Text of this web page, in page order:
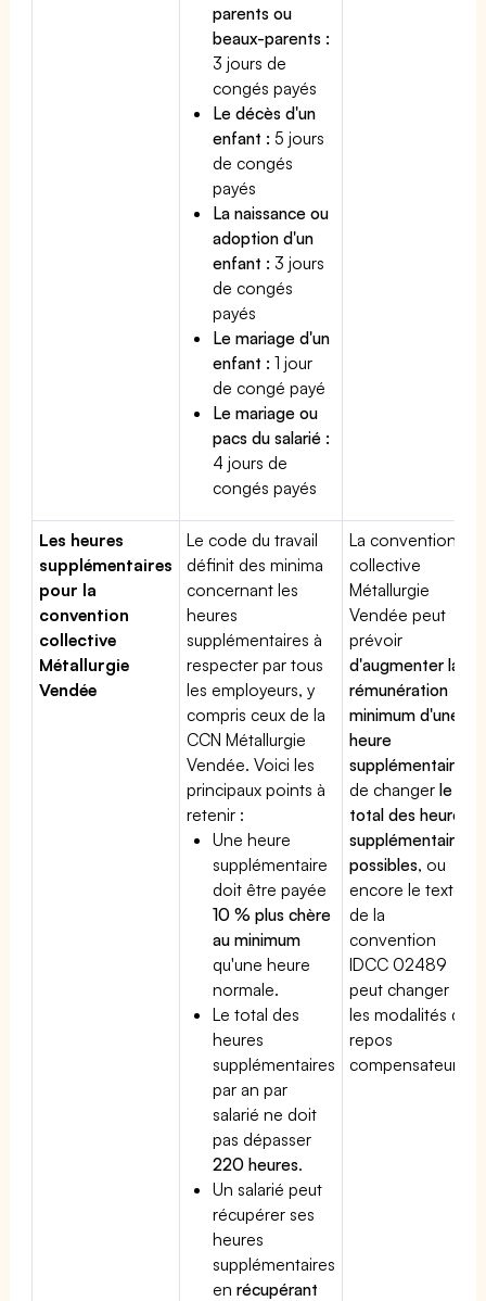
parents ou
beaux-parents :
3 jours de
congés payés
Le décès d'un
enfant : 5 jours
de congés
payés
La naissance ou
adoption d'un
enfant : 3 jours
de congés
payés
Le mariage d'un
enfant : 1 jour
de congé payé
Le mariage ou
pacs du salarié :
4 jours de
congés payés
Les heures
supplémentaires
pour la
convention
collective
Métallurgie
Vendée
Le code du travail
définit des minima
concernant les
heures
supplémentaires à
respecter par tous
les employeurs, y
compris ceux de la
CCN Métallurgie
Vendée. Voici les
principaux points à
retenir :
Une heure
supplémentaire
doit être payée
10 % plus chère
au minimum
qu'une heure
normale.
Le total des
heures
supplémentaires
par an par
salarié ne doit
pas dépasser
220 heures.
Un salarié peut
récupérer ses
heures
supplémentaires
enrécupérant
La convention
collective
Métallurgie
Vendée peut
prévoir
d'augmenter la
rémunération
minimum d'une
heure
supplémentaire
de changerle
total des heures
supplémentaires
possibles, ou
encore le texte
de la
convention
IDCC 02489
peut changer
les modalités du
repos
compensateur.